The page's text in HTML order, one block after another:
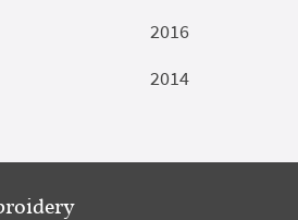
2016
2014